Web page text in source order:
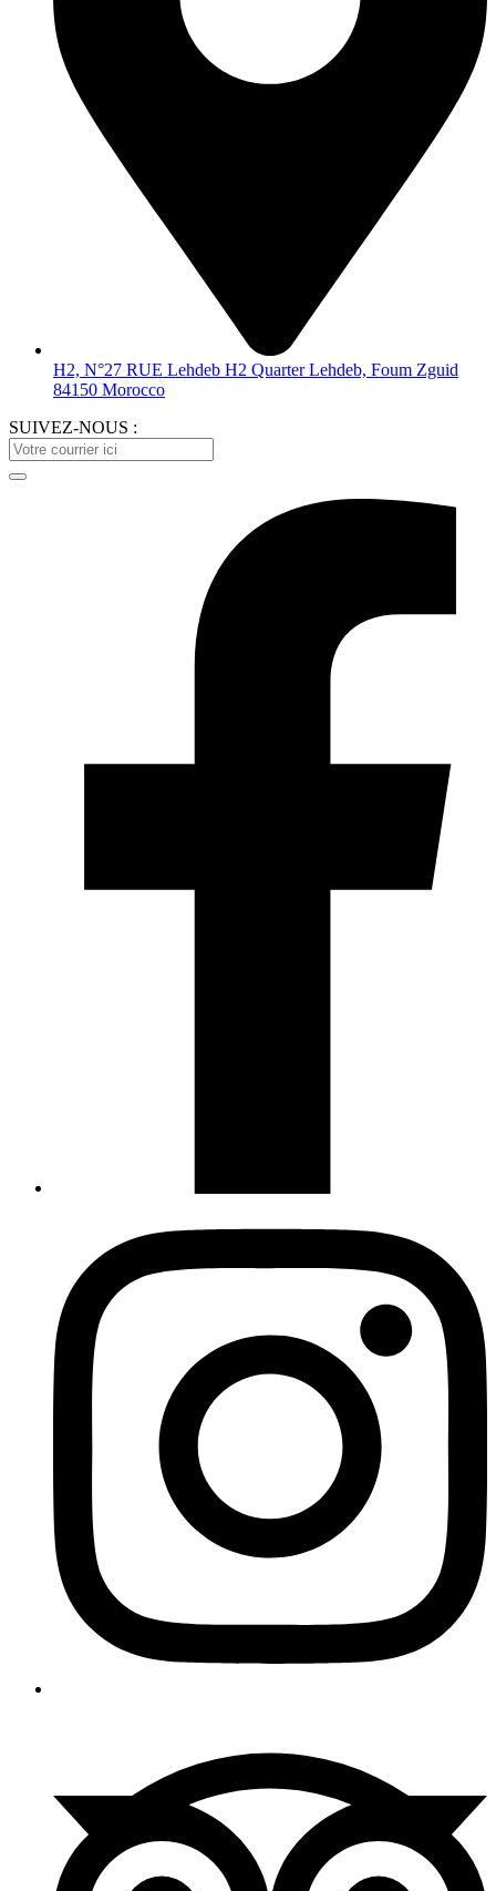
H2, N°27 RUE Lehdeb H2 Quarter Lehdeb, Foum Zguid
84150 Morocco
SUIVEZ-NOUS :